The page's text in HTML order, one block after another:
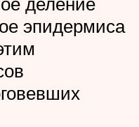
эпидермиса